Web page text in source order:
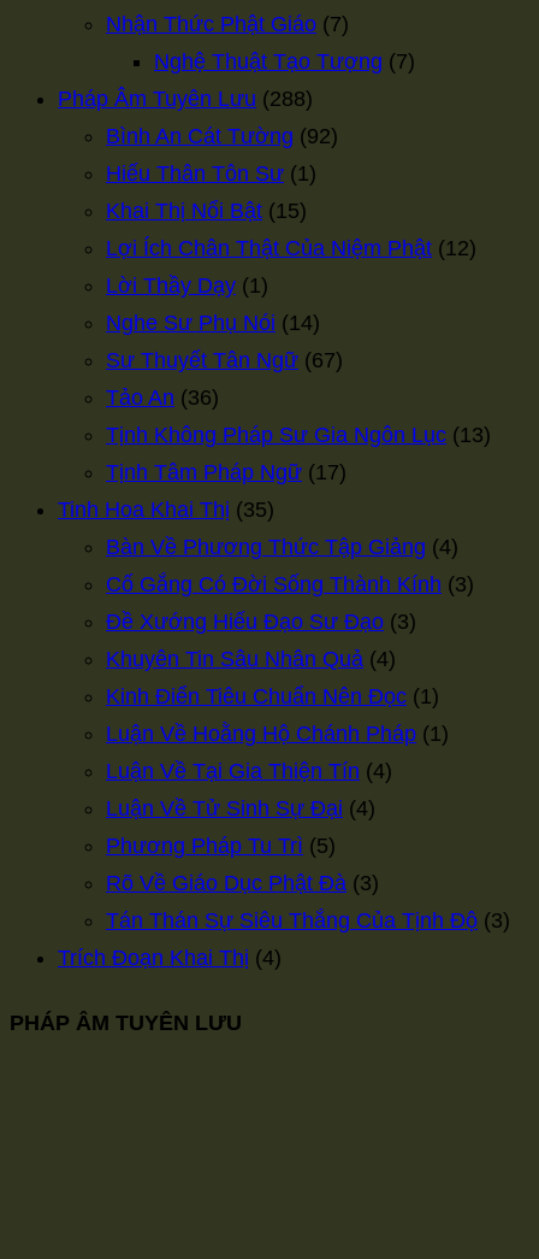
Nhận Thức Phật Giáo (7)
Nghệ Thuật Tạo Tượng (7)
Pháp Âm Tuyên Lưu (288)
Bình An Cát Tường (92)
Hiếu Thân Tôn Sư (1)
Khai Thị Nổi Bật (15)
Lợi Ích Chân Thật Của Niệm Phật (12)
Lời Thầy Dạy (1)
Nghe Sư Phụ Nói (14)
Sư Thuyết Tân Ngữ (67)
Tảo An (36)
Tịnh Không Pháp Sư Gia Ngôn Lục (13)
Tịnh Tâm Pháp Ngữ (17)
Tinh Hoa Khai Thị (35)
Bàn Về Phương Thức Tập Giảng (4)
Cố Gắng Có Đời Sống Thành Kính (3)
Đề Xướng Hiếu Đạo Sư Đạo (3)
Khuyên Tin Sâu Nhân Quả (4)
Kinh Điển Tiêu Chuẩn Nên Đọc (1)
Luận Về Hoằng Hộ Chánh Pháp (1)
Luận Về Tại Gia Thiện Tín (4)
Luận Về Tử Sinh Sự Đại (4)
Phương Pháp Tu Trì (5)
Rõ Về Giáo Dục Phật Đà (3)
Tán Thán Sự Siêu Thắng Của Tịnh Độ (3)
Trích Đoạn Khai Thị (4)
PHÁP ÂM TUYÊN LƯU